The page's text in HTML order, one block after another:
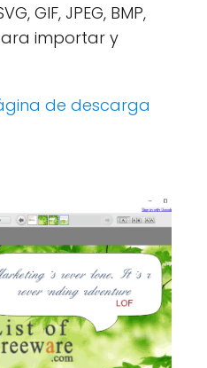
GIF, JPEG, BMP,
para importar y
de descarga